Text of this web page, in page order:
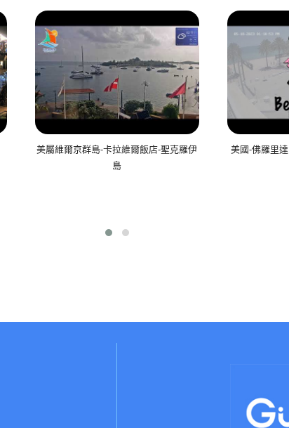
美屬維爾京群島-卡拉維爾飯店-聖克羅伊
島
美國-佛羅里